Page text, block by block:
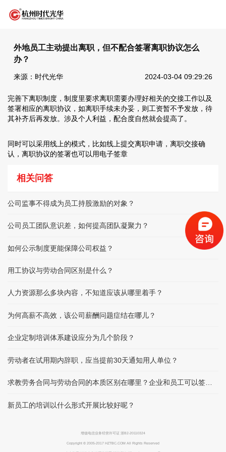
外地员工主动提出离职，但不配合签署离职协议怎么
办？
来源：时代光华 2024-03-04 09:29:26
完善下离职制度，制度里要求离职需要办理好相关的交接工作以及
签署相应的离职协议，如离职手续未办妥，则工资暂不予发放，待
其补齐后再发放。涉及个人利益，配合度自然就会提高了。
同时可以采用线上的模式，比如线上提交离职申请，离职交接确
认，离职协议的签署也可以用电子签章
相关问答
公司监事不得成为员工持股激励的对象？
公司员工团队意识差，如何提高团队凝聚力？
如何公示制度更能保障公司权益？
用工协议与劳动合同区别是什么？
人力资源那么多块内容，不知道应该从哪里着手？
为何高薪不高效，该公司薪酬问题症结在哪儿？
企业定制培训体系建设应分为几个阶段？
劳动者在试用期内辞职，应当提前30天通知用人单位？
新员工的培训以什么形式开展比较好呢？
增值电信业务经营许可证 浙B2-20110324
Copyright © 2005-2017 HZTBC.COM All Rights Reserved